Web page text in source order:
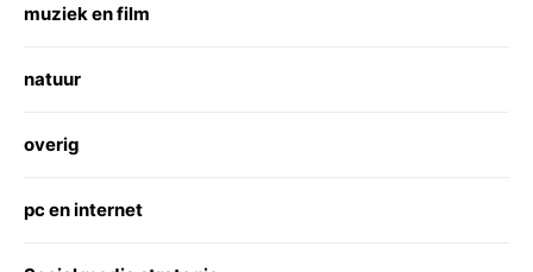
muziek en film
natuur
overig
pc en internet